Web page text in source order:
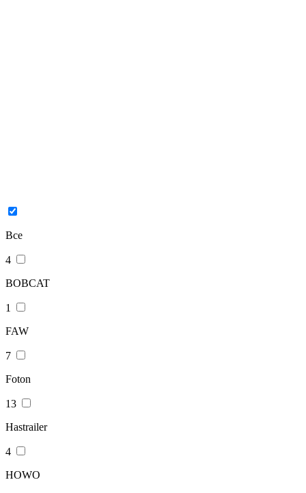
Все
4
BOBCAT
1
FAW
7
Foton
13
Hastrailer
4
HOWO